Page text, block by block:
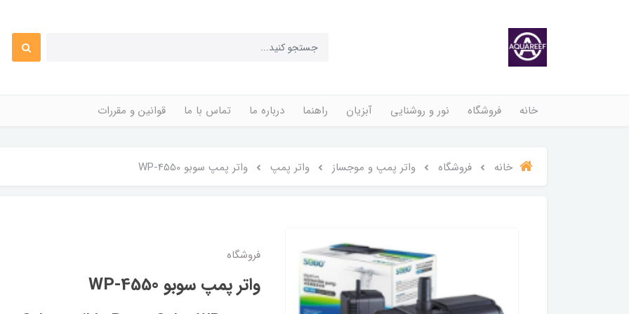
خانه فروشگاه نور و روشنایی آبزیان راهنما درباره ما تماس با ما قوانین و مقررات
خانه فروشگاه واتر پمپ و موجساز واتر پمپ واتر پمپ سوبو WP-4550
فروشگاه
واتر پمپ سوبو WP-4550